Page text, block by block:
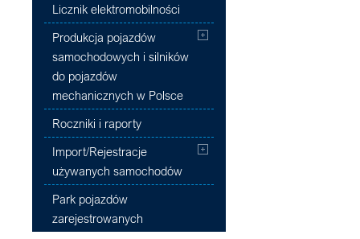
Licznik elektromobilności
Produkcja pojazdów
samochodowych i silników
do pojazdów
mechanicznych w Polsce
Roczniki i raporty
Import/Rejestracje
używanych samochodów
Park pojazdów
zarejestrowanych